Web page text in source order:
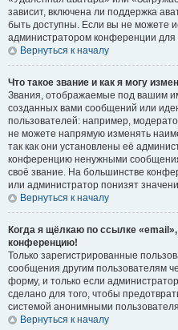
зависит, включена ли поддержка
быть доступны. Если вы не можете
администратором конференции
Вернуться к началу
Что такое звание и как я могу
Звания, отображаемые под вашим
созданных вами сообщений или
пользователей: например,
не можете напрямую изменять
так как они установлены её
конференцию ненужными
своё звание. На большинстве
или администратор понизят
Вернуться к началу
Когда я щёлкаю по ссылке
конференцию!
Только зарегистрированные
сообщения другим пользователям
форму, и только если
сделано для того, чтобы
системой анонимными
Вернуться к началу